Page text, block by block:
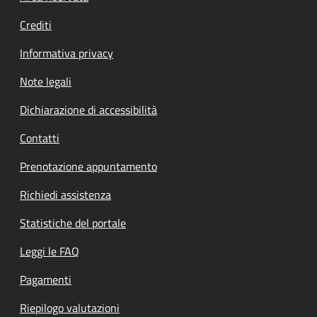
Crediti
Informativa privacy
Note legali
Dichiarazione di accessibilità
Contatti
Prenotazione appuntamento
Richiedi assistenza
Statistiche del portale
Leggi le FAQ
Pagamenti
Riepilogo valutazioni